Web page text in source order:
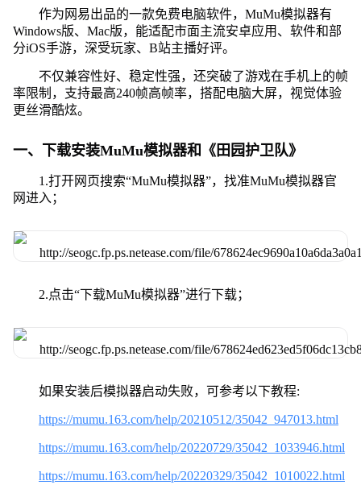
作为网易出品的一款免费电脑软件，MuMu模拟器有
Windows版、Mac版，能适配市面主流安卓应用、软件和部
分iOS手游，深受玩家、B站主播好评。
不仅兼容性好、稳定性强，还突破了游戏在手机上的帧
率限制，支持最高240帧高帧率，搭配电脑大屏，视觉体验
更丝滑酷炫。
一、下载安装MuMu模拟器和《田园护卫队》
1.打开网页搜索“MuMu模拟器”，找准MuMu模拟器官
网进入；
2.点击“下载MuMu模拟器”进行下载；
如果安装后模拟器启动失败，可参考以下教程:
https://mumu.163.com/help/20210512/35042_947013.html
https://mumu.163.com/help/20220729/35042_1033946.html
https://mumu.163.com/help/20220329/35042_1010022.html